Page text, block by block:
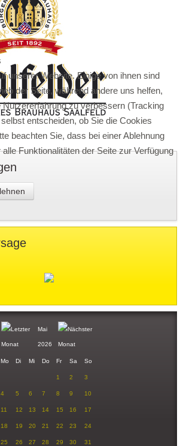
Mai
2026
Mo Di Mi Do Fr Sa So
1 2 3
4 5 6 7 8 9 10
11 12 13 14 15 16 17
18 19 20 21 22 23 24
25 26 27 28 29 30 31
unserer Website. Einige von ihnen sind
der Seite, während andere uns helfen,
Nutzererfahrung zu verbessern (Tracking
entscheiden, ob Sie die Cookies
beachten Sie, dass bei einer Ablehnung
Funktionalitäten der Seite zur Verfügung